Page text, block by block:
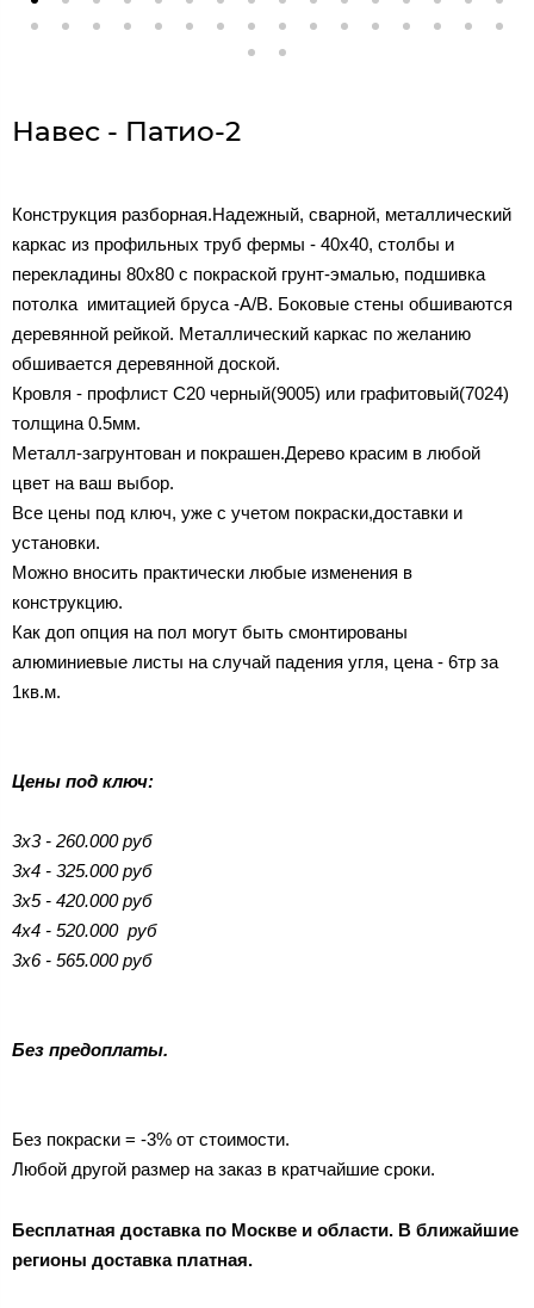
Навес - Патио-2
Конструкция разборная.Надежный, сварной, металлический
каркас из профильных труб фермы - 40х40, столбы и
перекладины 80х80 с покраской грунт-эмалью, подшивка
потолка имитацией бруса -A/B. Боковые стены обшиваются
деревянной рейкой. Металлический каркас по желанию
обшивается деревянной доской.
Кровля - профлист C20 черный(9005) или графитовый(7024)
толщина 0.5мм.
Металл-загрунтован и покрашен.Дерево красим в любой
цвет на ваш выбор.
Все цены под ключ, уже с учетом покраски,доставки и
установки.
Можно вносить практически любые изменения в
конструкцию.
Как доп опция на пол могут быть смонтированы
алюминиевые листы на случай падения угля, цена - 6тр за
1кв.м.
Цены под ключ:
3х3 - 260.000 руб
3х4 - 325.000 руб
3х5 - 420.000 руб
4х4 - 520.000 руб
3х6 - 565.000 руб
Без предоплаты.
Без покраски = -3% от стоимости.
Любой другой размер на заказ в кратчайшие сроки.
Бесплатная доставка по Москве и области. В ближайшие
регионы доставка платная.